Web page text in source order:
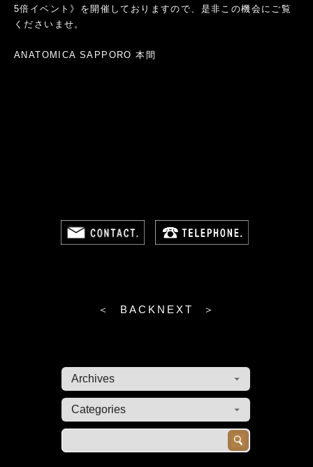
5倍イベント》を開催しておりますので、是非この機会にご覧
くださいませ。
ANATOMICA SAPPORO 本間
＜ BACK NEXT ＞